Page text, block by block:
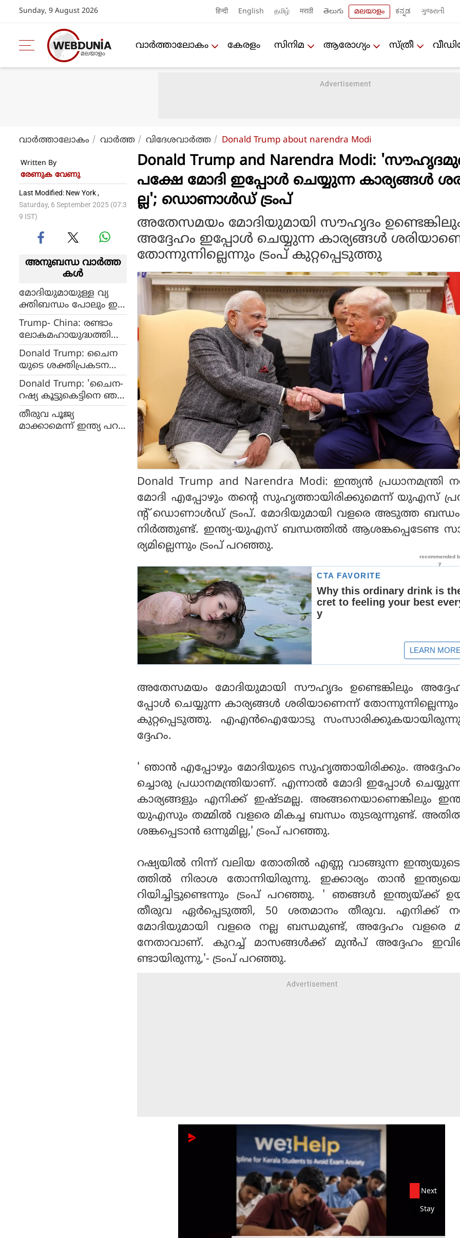
Sunday, 9 August 2026 हिन्दी English தமிழ் मराठी తెలుగు മലയാളം ಕನ್ನಡ ગુજરાતી
വാര്‍ത്താലോകം കേരളം സിനിമ ആരോഗ്യം സ്ത്രീ
വാര്‍ത്താലോകം വാര്‍ത്ത വിദേശവാര്‍ത്ത Donald Trump about narendra Modi
Written By
രേണുക വേണു
Last Modified: New York ,
Saturday, 6 September 2025 (07:3
9 IST)
അനുബന്ധ വാര്‍ത്ത
കള്‍
മോദിയുമായുള്ള വ്യ
ക്തിബന്ധം പോലും ഇ
ല്ലാതെയാക്കി, വളരെ
മോശം, ട്രംപിനെ വിമർ
ശിച്ച് മുൻ സുരക്ഷാ ഉപ
ദേഷ്ടാവ്
Trump- China: രണ്ടാം
ലോകമഹായുദ്ധത്തിൽ
ചൈനയെ സംരക്ഷിച്ചത്
അമേരിക്കൻ സൈനിക
ർ, ഒന്നും മറക്കരുതെന്ന്
ട്രംപ്
Donald Trump: ചൈന
യുടെ ശക്തിപ്രകടന
ത്തില്‍ കിടുങ്ങി ട്രംപ്; പ്ര
തിരോധം ശ
ക്തിപ്പെടുത്താന്‍
നിര്‍ദേശം
Donald Trump: 'ചൈന-
റഷ്യ കൂട്ടുകെട്ടിനെ ഞ
ങ്ങള്‍ എന്തിനു പേടിക്ക
ണം'; വീരവാദം മുഴക്കി
ട്രംപ്
തീരുവ പൂജ്യ
മാക്കാമെന്ന് ഇന്ത്യ പറ
Donald Trump and Narendra Modi:
പക്ഷേ മോദി ഇപ്പോള്‍ ചെയ്യുന്ന കാര്യങ്ങള്‍
ല്ല'; ഡൊണാള്‍ഡ് ട്രംപ്
അതേസമയം മോദിയുമായി സൗഹൃദം
അദ്ദേഹം ഇപ്പോള്‍ ചെയ്യുന്ന കാര്യങ്ങള്‍
തോന്നുന്നില്ലെന്നും ട്രംപ് കുറ്റപ്പെടുത്തു
Donald Trump and Narendra Modi: ഇന്ത്യന്‍ പ്രധാനമന്ത്രി
മോദി എപ്പോഴും തന്റെ സുഹൃത്തായിരിക്കുമെന്ന് യുഎസ്
ന്റ് ഡൊണാള്‍ഡ് ട്രംപ്. മോദിയുമായി വളരെ അടുത്ത ബന്ധം
നിര്‍ത്തുണ്ട്. ഇന്ത്യ-യുഎസ് ബന്ധത്തില്‍ ആശങ്കപ്പെടേണ്ട
ര്യമില്ലെന്നും ട്രംപ് പറഞ്ഞു.
അതേസമയം മോദിയുമായി സൗഹൃദം ഉണ്ടെങ്കിലും
പ്പോള്‍ ചെയ്യുന്ന കാര്യങ്ങള്‍ ശരിയാണെന്ന് തോന്നുന്നില്ലെന്നും
കുറ്റപ്പെടുത്തു. എഎന്‍ഐയോടു
ദ്ദേഹം.
' ഞാന്‍ എപ്പോഴും മോദിയുടെ സുഹൃത്തായിരിക്കും. അദ്ദേഹം
ച്ചൊരു പ്രധാനമന്ത്രിയാണ്. എന്നാല്‍ മോദി ഇപ്പോള്‍
കാര്യങ്ങളും എനിക്ക് ഇഷ്ടമല്ല. അങ്ങനെയാണെങ്കിലും
യുഎസും തമ്മില്‍ വളരെ മികച്ച ബന്ധം തുടരുന്നുണ്ട്.
ശങ്കപ്പെടാന്‍ ഒന്നുമില്ല,' ട്രംപ് പറഞ്ഞു.
റഷ്യയില്‍ നിന്ന് വലിയ തോതില്‍ എണ്ണ വാങ്ങുന്ന
ത്തില്‍ നിരാശ തോന്നിയിരുന്നു. ഇക്കാര്യം താന്‍
റിയിച്ചിട്ടുണ്ടെന്നും ട്രംപ് പറഞ്ഞു. ' ഞങ്ങള്‍ ഇന്ത്യയ്ക്ക്
തീരുവ ഏര്‍പ്പെടുത്തി, 50 ശതമാനം തീരുവ. എനിക്ക്
മോദിയുമായി വളരെ നല്ല ബന്ധമുണ്ട്, അദ്ദേഹം വളരെ
നേതാവാണ്. കുറച്ച് മാസങ്ങള്‍ക്ക് മുന്‍പ് അദ്ദേഹം
ണ്ടായിരുന്നു,'- ട്രംപ് പറഞ്ഞു.
Next
Stay